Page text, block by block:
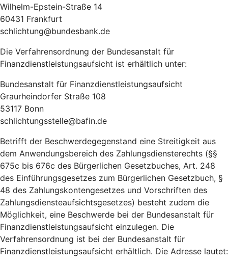
Wilhelm-Epstein-Straße 14
60431 Frankfurt
schlichtung@bundesbank.de
Die Verfahrensordnung der Bundesanstalt für
Finanzdienstleistungsaufsicht ist erhältlich unter:
Bundesanstalt für Finanzdienstleistungsaufsicht
Graurheindorfer Straße 108
53117 Bonn
schlichtungsstelle@bafin.de
Betrifft der Beschwerdegegenstand eine Streitigkeit aus
dem Anwendungsbereich des Zahlungsdiensterechts (§§
675c bis 676c des Bürgerlichen Gesetzbuches, Art. 248
des Einführungsgesetzes zum Bürgerlichen Gesetzbuch, §
48 des Zahlungskontengesetzes und Vorschriften des
Zahlungsdiensteaufsichtsgesetzes) besteht zudem die
Möglichkeit, eine Beschwerde bei der Bundesanstalt für
Finanzdienstleistungsaufsicht einzulegen. Die
Verfahrensordnung ist bei der Bundesanstalt für
Finanzdienstleistungsaufsicht erhältlich. Die Adresse lautet: